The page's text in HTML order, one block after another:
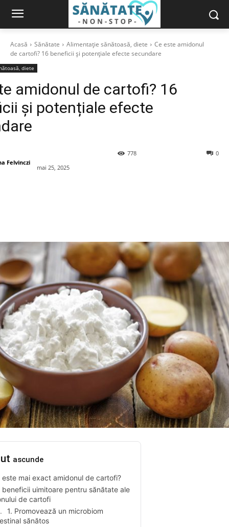
Acasă Sănătate Alimentație sănătoasă, diete
Ce este amidonul
de cartofi? 16 beneficii și potențiale efecte secundare
diete
amidonul de cartofi? 16
și potențiale efecte
Felvinczi
mai 25, 2025
0
778
ascunde
este mai exact amidonul de cartofi?
beneficii uimitoare pentru sănătate ale
de cartofi
1. Promovează un microbiom
sănătos